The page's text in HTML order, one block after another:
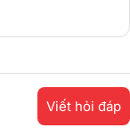
Viết hỏi đáp